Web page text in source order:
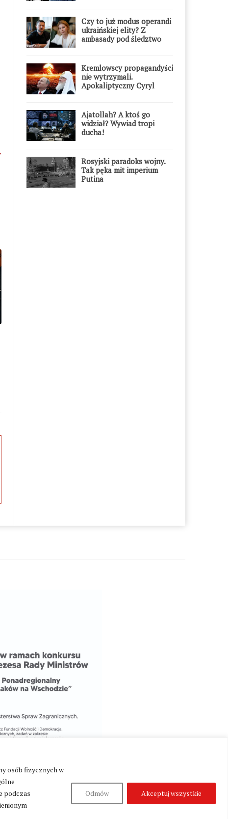
osób fizycznych w
podczas
Odmów Akceptuj wszystkie
Czy to już modus operandi
ukraińskiej elity? Z
ambasady pod śledztwo
Kremlowscy propagandyści
nie wytrzymali.
Apokaliptyczny Cyryl
Ajatollah? A ktoś go
widział? Wywiad tropi
ducha!
Rosyjski paradoks wojny.
Tak pęka mit imperium
Putina